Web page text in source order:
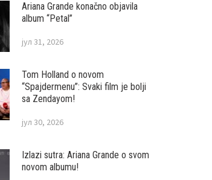
Ariana Grande konačno objavila
album “Petal”
јул 31, 2026
Tom Holland o novom
“Spajdermenu”: Svaki film je bolji
sa Zendayom!
јул 30, 2026
Izlazi sutra: Ariana Grande o svom
novom albumu!